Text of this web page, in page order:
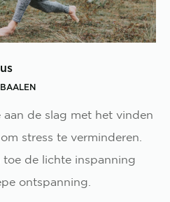
aan de slag met het vinden
stress te verminderen.
de lichte inspanning
ontspanning.